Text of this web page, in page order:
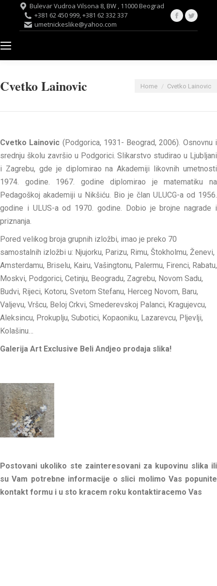
Bulevar Vudroa Vilsona 8, BW , 11000 Beograd
+381 62 450 999, +381 62 332 337
umetnickeslike@yahoo.com
Facebook
Cvetko Lainovic You are here:
Home Cvetko Lainovic
Cvetko Lainovic (Podgorica, 1931- Beograd, 2006). Osnovnu i
srednju školu završio u Podgorici. Slikarstvo studirao u Ljubljani
i Zagrebu, gde je diplomirao na Akademiji likovnih umetnosti
1974. godine. 1967. godine diplomirao je matematiku na
Pedagoškoj akademiji u Nikšiću. Bio je član ULUCG-a od 1956.
godine i ULUS-a od 1970. godine. Dobio je brojne nagrade i
priznanja.
Pored velikog broja grupnih izložbi, imao je preko 70
samostalnih izložbi u: Njujorku, Parizu, Rimu, Štokholmu, Ženevi,
Amsterdamu, Briselu, Kairu, Vašingtonu, Palermu, Firenci, Rabatu,
Moskvi, Podgorici, Cetinju, Beogradu, Zagrebu, Novom Sadu,
Budvi, Rijeci, Kotoru, Svetom Stefanu, Herceg Novom, Baru,
Valjevu, Vršcu, Beloj Crkvi, Smederevskoj Palanci, Kragujevcu,
Aleksincu, Prokuplju, Subotici, Kopaoniku, Lazarevcu, Pljevlji,
Kolašinu…
Galerija Art Exclusive Beli Andjeo prodaja slika!
Postovani ukoliko ste zainteresovani za kupovinu slika ili
su Vam potrebne informacije o slici molimo Vas popunite
kontakt formu i u sto kracem roku kontaktiracemo Vas